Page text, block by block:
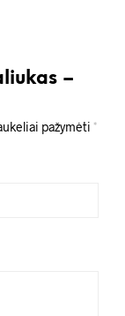
–
pažymėti *